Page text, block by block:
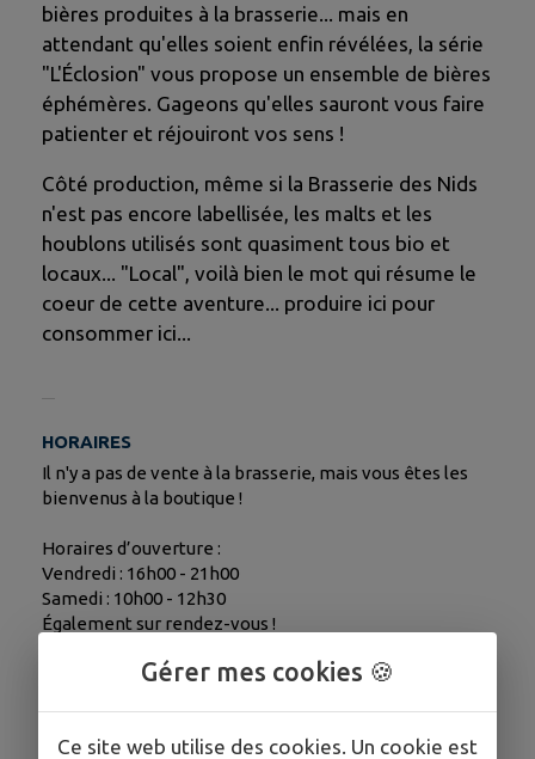
bières produites à la brasserie... mais en
attendant qu'elles soient enfin révélées, la série
"L'Éclosion" vous propose un ensemble de bières
éphémères. Gageons qu'elles sauront vous faire
patienter et réjouiront vos sens !
Côté production, même si la Brasserie des Nids
n'est pas encore labellisée, les malts et les
houblons utilisés sont quasiment tous bio et
locaux... "Local", voilà bien le mot qui résume le
coeur de cette aventure... produire ici pour
consommer ici...
HORAIRES
Il n'y a pas de vente à la brasserie, mais vous êtes les
bienvenus à la boutique !
Horaires d’ouverture :
Vendredi : 16h00 - 21h00
Samedi : 10h00 - 12h30
Également sur rendez-vous !
Pour connaître les lieux et horaires des marchés,
Gérer mes cookies 🍪
Ce site web utilise des cookies. Un cookie est